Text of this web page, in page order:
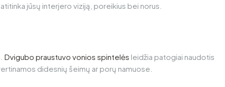
jūsų interjero viziją, poreikius bei norus.
Dvigubo praustuvo vonios spintelės leidžia patogiai naudotis
didesnių šeimų ar porų namuose.